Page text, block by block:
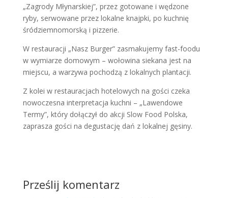
„Zagrody Młynarskiej”, przez gotowane i wędzone
ryby, serwowane przez lokalne knajpki, po kuchnię
śródziemnomorską i pizzerie.
W restauracji „Nasz Burger” zasmakujemy fast-foodu
w wymiarze domowym – wołowina siekana jest na
miejscu, a warzywa pochodzą z lokalnych plantacji.
Z kolei w restauracjach hotelowych na gości czeka
nowoczesna interpretacja kuchni – „Lawendowe
Termy”, który dołączył do akcji Slow Food Polska,
zaprasza gości na degustację dań z lokalnej gęsiny.
Prześlij komentarz